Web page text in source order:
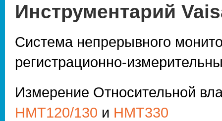
Инструментарий
Система непрерывного
регистрационно-
Измерение Относительной
HMT120/130 и НМТ330